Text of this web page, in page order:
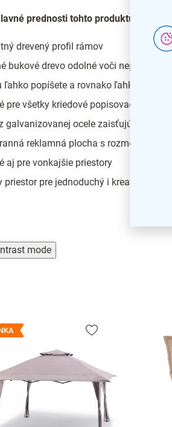
prednosti tohto produktu?
drevený profil rámov
bukové drevo odolné voči
ľahko popíšete a rovnako ľahko
pre všetky kriedové popisovače
galvanizovanej ocele zaisťujú
reklamná plocha s rozmermi 68 x
aj pre vonkajšie priestory
priestor pre jednoduchý i kreatívny text
mode